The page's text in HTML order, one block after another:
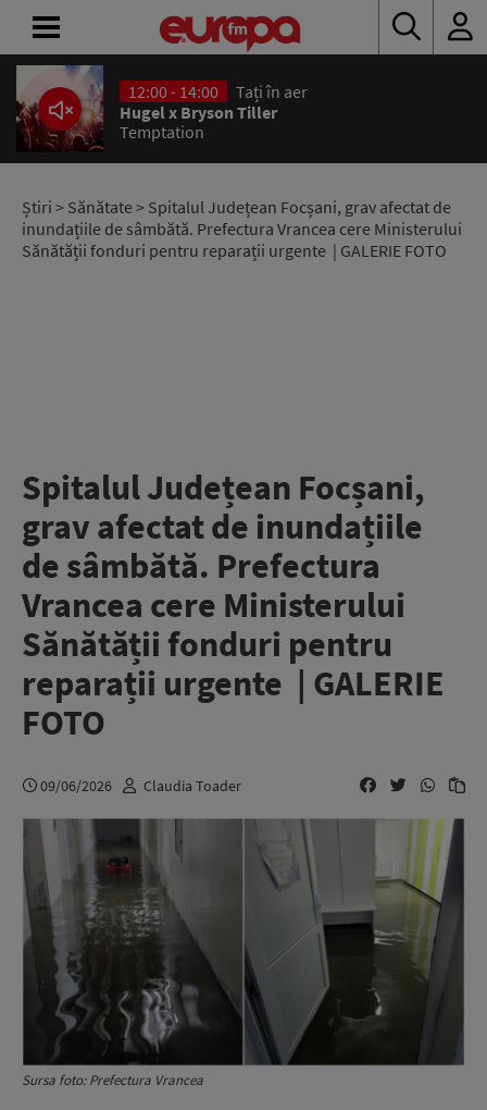
12:00 - 14:00
Tați în aer
Hugel x Bryson Tiller
Temptation
Știri > Sănătate> Spitalul Județean Focșani, grav afectat de
inundațiile de sâmbătă. Prefectura Vrancea cere Ministerului
Sănătății fonduri pentru reparații urgente | GALERIE FOTO
Spitalul Județean Focșani,
grav afectat de inundațiile
de sâmbătă. Prefectura
Vrancea cere Ministerului
Sănătății fonduri pentru
reparații urgente | GALERIE
FOTO
09/06/2026 Claudia Toader
Sursa foto: Prefectura Vrancea
ACASĂ
ȘTIRI
RADIO
CONCURSURI